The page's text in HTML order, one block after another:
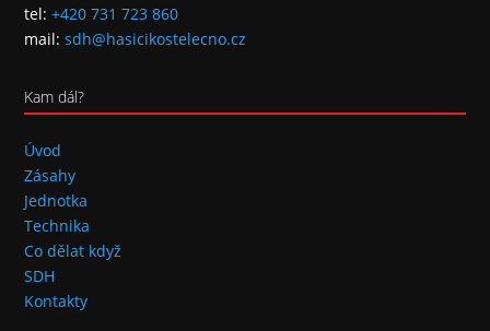
tel:+420 731 723 860
mail:sdh@hasicikostelecno.cz
Kam dál?
Úvod
Zásahy
Jednotka
Technika
Co dělat když
SDH
Kontakty